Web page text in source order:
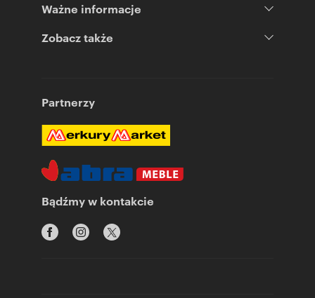
Ważne informacje
Zobacz także
Partnerzy
Bądźmy w kontakcie